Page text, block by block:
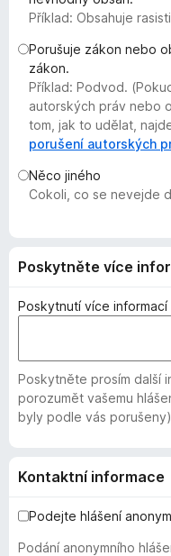
Příklad: Obsahuje
Porušuje zákon nebo
zákon.
Příklad: Podvod.
autorských práv nebo
tom, jak to udělat,
porušení autorských
Něco jiného
Cokoli, co se nevejde
Poskytněte více
Poskytnutí více informací
Poskytněte prosím další
porozumět vašemu
byly podle vás
Kontaktní informace
Podejte hlášení
Podání anonymního